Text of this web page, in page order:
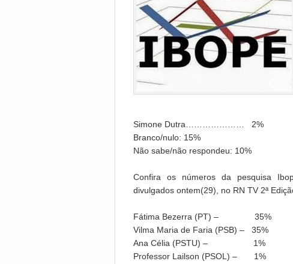
Simone Dutra………………… 2%
Branco/nulo: 15%
Não sabe/não respondeu: 10%
Confira os números da pesquisa
divulgados ontem(29), no RN TV 2ª
Fátima Bezerra (PT) – 35%
Vilma Maria de Faria (PSB) – 35%
Ana Célia (PSTU) – 1%
Professor Lailson (PSOL) – 1%